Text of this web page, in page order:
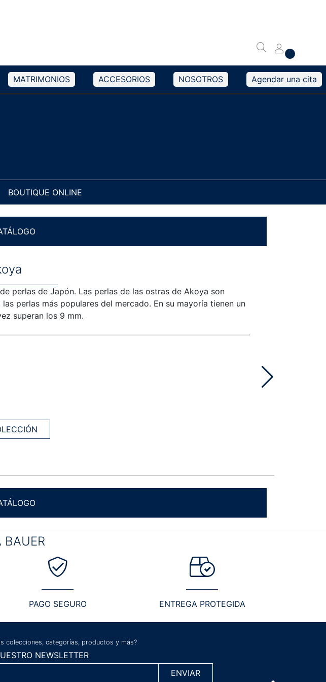
MATRIMONIOS ACCESORIOS NOSOTROS Agendar una cita
BOUTIQUE ONLINE
perlas de Japón. Las perlas de las ostras de Akoya son
perlas más populares del mercado. En su mayoría tienen un
superan los 9 mm.
PULSERA
Diamantes
2,290.00
BAUER
PAGO SEGURO ENTREGA PROTEGIDA
colecciones, categorías, productos y más?
NEWSLETTER